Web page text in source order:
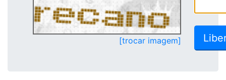
[trocar imagem]